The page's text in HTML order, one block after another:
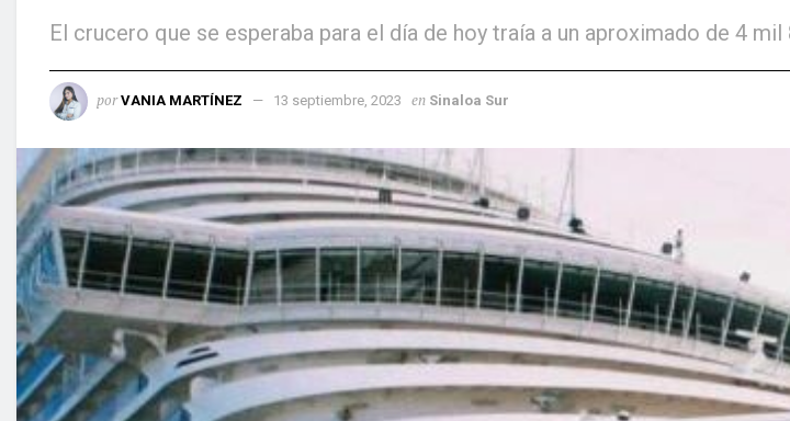
El crucero que se esperaba para el día de hoy traía a un aproximado de 4
por VANIA MARTÍNEZ 13 septiembre, 2023 en Sinaloa Sur